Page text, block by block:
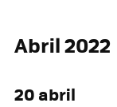
Abril 2022
20 abril